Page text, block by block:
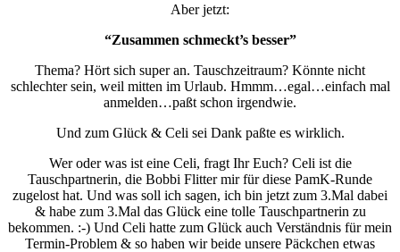
Aber jetzt:
“Zusammen schmeckt’s besser”
Thema? Hört sich super an. Tauschzeitraum? Könnte nicht
schlechter sein, weil mitten im Urlaub. Hmmm…egal…einfach mal
anmelden…paßt schon irgendwie.
Und zum Glück & Celi sei Dank paßte es wirklich.
Wer oder was ist eine Celi, fragt Ihr Euch? Celi ist die
Tauschpartnerin, die Bobbi Flitter mir für diese PamK-Runde
zugelost hat. Und was soll ich sagen, ich bin jetzt zum 3.Mal dabei
& habe zum 3.Mal das Glück eine tolle Tauschpartnerin zu
bekommen. :-) Und Celi hatte zum Glück auch Verständnis für mein
Termin-Problem & so haben wir beide unsere Päckchen etwas